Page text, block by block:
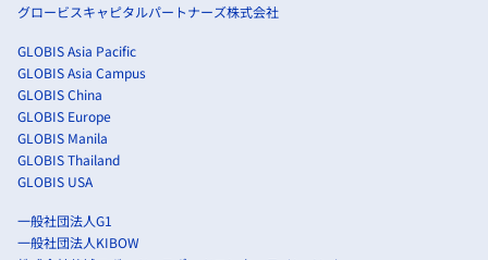
グロービスキャピタルパートナーズ株式会社
GLOBIS Asia Pacific
GLOBIS Asia Campus
GLOBIS China
GLOBIS Europe
GLOBIS Manila
GLOBIS Thailand
GLOBIS USA
一般社団法人G1
一般社団法人KIBOW